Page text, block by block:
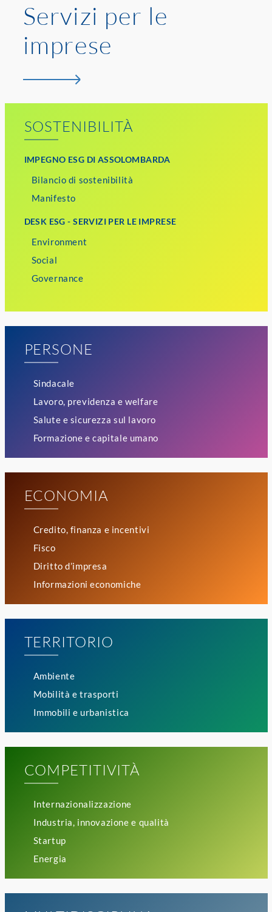
Servizi per le
imprese
SOSTENIBILITÀ
IMPEGNO ESG DI ASSOLOMBARDA
Bilancio di sostenibilità
Manifesto
DESK ESG - SERVIZI PER LE IMPRESE
Environment
Social
Governance
PERSONE
Sindacale
Lavoro, previdenza e welfare
Salute e sicurezza sul lavoro
Formazione e capitale umano
ECONOMIA
Credito, finanza e incentivi
Fisco
Diritto d’impresa
Informazioni economiche
TERRITORIO
Ambiente
Mobilità e trasporti
Immobili e urbanistica
COMPETITIVITÀ
Internazionalizzazione
Industria, innovazione e qualità
Startup
Energia